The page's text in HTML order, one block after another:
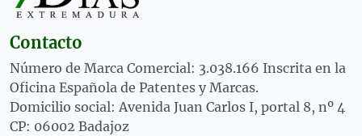
Contacto
Número de Marca Comercial: 3.038.166 Inscrita en la
Oficina Española de Patentes y Marcas.
Domicilio social: Avenida Juan Carlos I, portal 8, nº 4
CP: 06002 Badajoz